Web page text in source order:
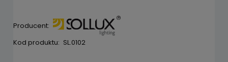
Producent:
Kod produktu: SL.0102